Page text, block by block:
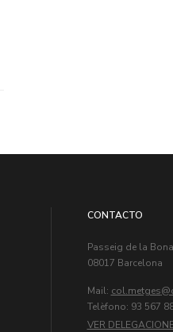
CONTACTO
Passeig de la
08017 Barcelona
Mail: col.metges
Telèfono: 93 567
VER